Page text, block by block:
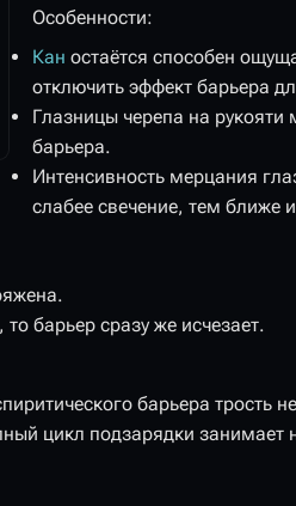
Особенности:
Кан остаётся способен
отключить эффект барьера
Глазницы черепа на
барьера.
Интенсивность мерцания
слабее свечение, тем ближе
, то барьер сразу же исчезает.
барьера трость
цикл подзарядки занимает